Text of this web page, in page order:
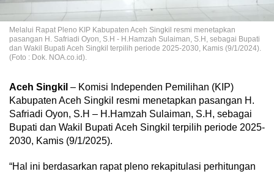
Melalui Rapat Pleno KIP Kabupaten Aceh Singkil resmi menetapkan
pasangan H. Safriadi Oyon, S.H - H.Hamzah Sulaiman, S.H, sebagai Bupati
dan Wakil Bupati Aceh Singkil terpilih periode 2025-2030, Kamis (9/1/2024).
(Foto : Dok. NOA.co.id).
Aceh Singkil – Komisi Independen Pemilihan (KIP)
Kabupaten Aceh Singkil resmi menetapkan pasangan H.
Safriadi Oyon, S.H – H.Hamzah Sulaiman, S.H, sebagai
Bupati dan Wakil Bupati Aceh Singkil terpilih periode 2025-
2030, Kamis (9/1/2025).
“Hal ini berdasarkan rapat pleno rekapitulasi perhitungan